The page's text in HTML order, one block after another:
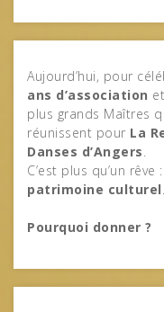
Aujourd’hui, pour
ans d’association et
plus grands Maîtres
réunissent pour La
Danses d’Angers.
C’est plus qu’un rêve :
patrimoine culturel.
Pourquoi donner ?